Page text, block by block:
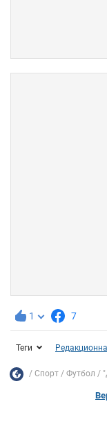
1 7
Теги
Спорт Футбол